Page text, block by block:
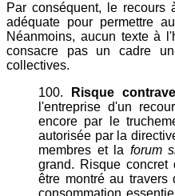
Par conséquent, le recours
adéquate pour permettre
Néanmoins, aucun texte à
consacre pas un cadre
collectives.
100.
Risque
l'entreprise d'un
encore par le
autorisée par la
membres et la forum
grand. Risque concret
être montré au